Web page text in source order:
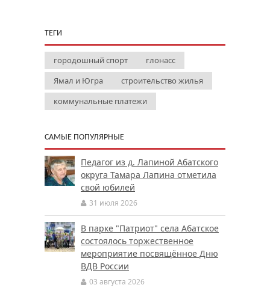
ТЕГИ
городошный спорт
глонасс
Ямал и Югра
строительство жилья
коммунальные платежи
САМЫЕ ПОПУЛЯРНЫЕ
Педагог из д. Лапиной Абатского
округа Тамара Лапина отметила
свой юбилей
31 июля 2026
В парке "Патриот" села Абатское
состоялось торжественное
мероприятие посвящённое Дню
ВДВ России
03 августа 2026